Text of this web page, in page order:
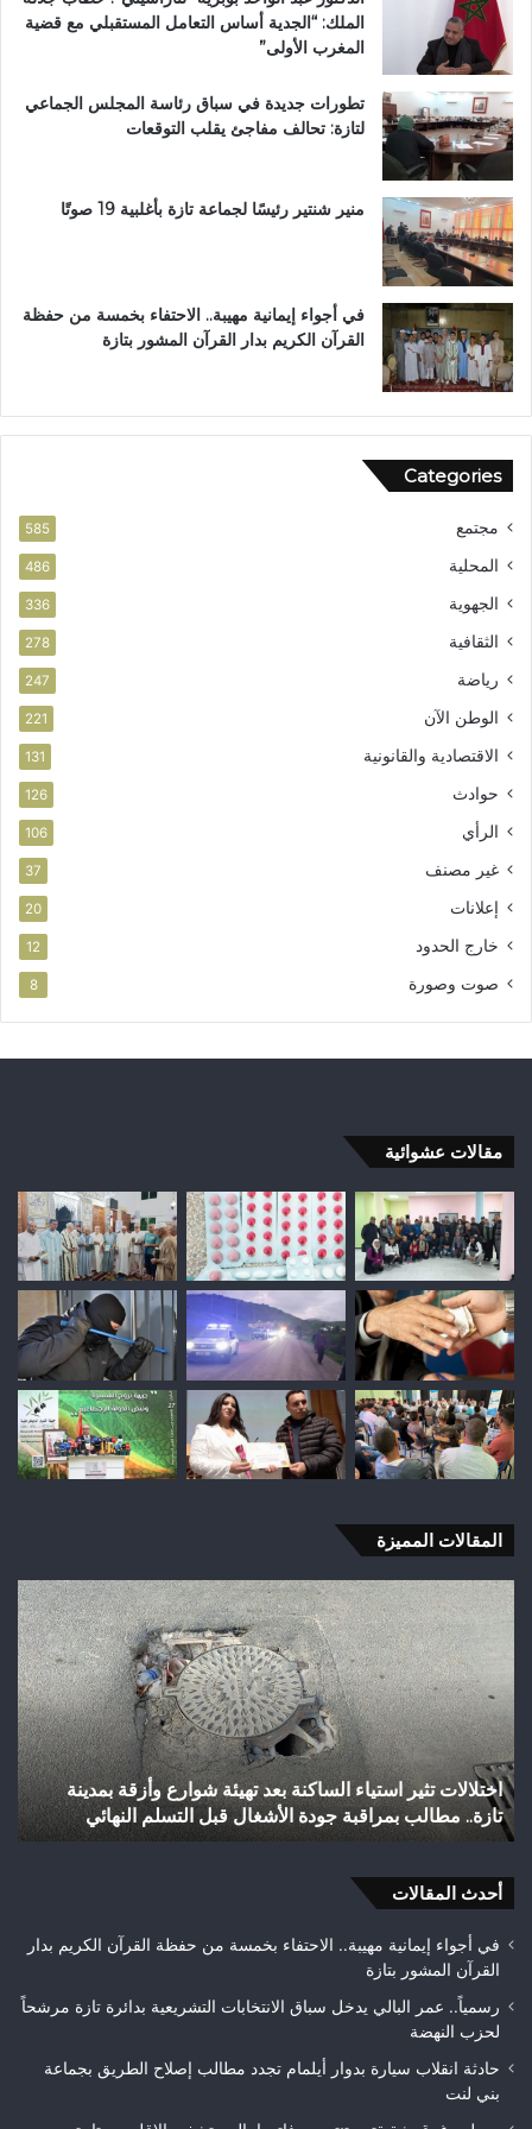
ج
ا
ع
ة
ب
ن
ي
ل
ن
ت
الملك: “الجدية أساس التعامل المستقبلي مع قضية
المغرب الأولى”
تطورات جديدة في سباق رئاسة المجلس الجماعي
لتازة: تحالف مفاجئ يقلب التوقعات
منير شنتير رئيسًا لجماعة تازة بأغلبية 19 صوتًا
في أجواء إيمانية مهيبة.. الاحتفاء بخمسة من حفظة
القرآن الكريم بدار القرآن المشور بتازة
Categories
مجتمع 585
المحلية 486
الجهوية 336
الثقافية 278
رياضة 247
الوطن الآن 221
الاقتصادية والقانونية 131
حوادث 126
الرأي 106
غير مصنف 37
إعلانات 20
خارج الحدود 12
صوت وصورة 8
مقالات عشوائية
المقالات المميزة
شباب
رأس
أجيري
يحقق
إنجازاً
تاريخياً
بالصعود
إلى
القسم
الثاني
هواة
بطلاً
فاس
مكناس
شباب رأس أجيري يحقق إنجازاً تاريخياً بالصعود إلى القسم
الثاني هواة ويتوج بطلاً لعصبة فاس مكناس
أحدث المقالات
في أجواء إيمانية مهيبة.. الاحتفاء بخمسة من حفظة القرآن الكريم بدار
القرآن المشور بتازة
رسمياً.. عمر البالي يدخل سباق الانتخابات التشريعية بدائرة تازة مرشحاً
لحزب النهضة
حادثة انقلاب سيارة بدوار أيلمام تجدد مطالب إصلاح الطريق بجماعة
بني لنت